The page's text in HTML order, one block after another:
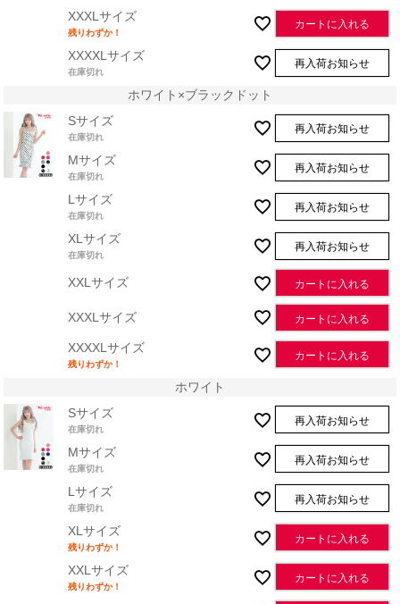
XXXLサイズ
残りわずか！
カートに入れる
XXXXLサイズ
在庫切れ
再入荷お知らせ
ホワイト×ブラックドット
Sサイズ
在庫切れ
再入荷お知らせ
Mサイズ
在庫切れ
再入荷お知らせ
Lサイズ
在庫切れ
再入荷お知らせ
XLサイズ
在庫切れ
再入荷お知らせ
XXLサイズ カートに入れる
XXXLサイズ カートに入れる
XXXXLサイズ
残りわずか！
カートに入れる
ホワイト
Sサイズ
在庫切れ
再入荷お知らせ
Mサイズ
在庫切れ
再入荷お知らせ
Lサイズ
在庫切れ
再入荷お知らせ
XLサイズ
残りわずか！
カートに入れる
XXLサイズ
残りわずか！
カートに入れる